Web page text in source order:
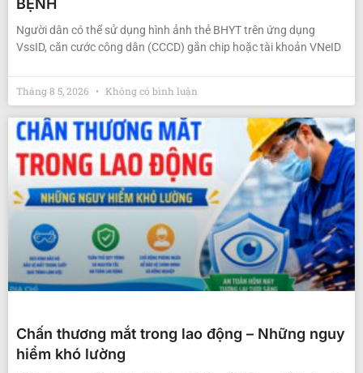
BỆNH
Người dân có thể sử dụng hình ảnh thẻ BHYT trên ứng dụng
VssID, căn cước công dân (CCCD) gắn chip hoặc tài khoản VNeID
Tháng 8 5, 2026 Không có bình luận
Chấn thương mắt trong lao động – Những nguy
hiểm khó lường